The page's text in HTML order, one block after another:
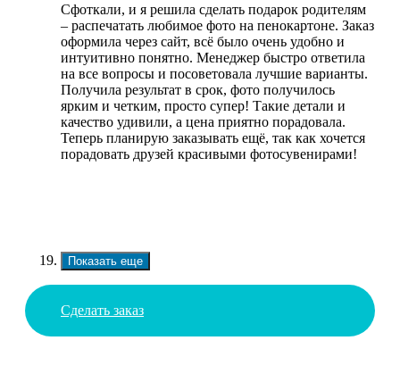
Сфоткали, и я решила сделать подарок родителям
– распечатать любимое фото на пенокартоне. Заказ
оформила через сайт, всё было очень удобно и
интуитивно понятно. Менеджер быстро ответила
на все вопросы и посоветовала лучшие варианты.
Получила результат в срок, фото получилось
ярким и четким, просто супер! Такие детали и
качество удивили, а цена приятно порадовала.
Теперь планирую заказывать ещё, так как хочется
порадовать друзей красивыми фотосувенирами!
Показать еще
Сделать заказ